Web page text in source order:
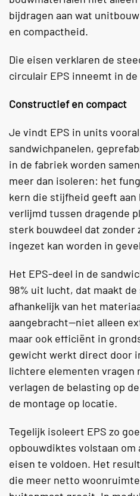
bijdragen aan wat
en compactheid.
Die eisen verklaren de
circulair EPS inneemt in
Constructief en compact
Je vindt EPS in units
sandwichpanelen,
in de fabriek worden
meer dan isoleren: het
kern die stijfheid geeft aan
verlijmd tussen dragende
sterk bouwdeel dat zonder
ingezet kan worden in
Het EPS-deel in de
98% uit lucht, dat maakt
afhankelijk van het
aangebracht—niet alleen
maar ook efficiënt in
gewicht werkt direct door
lichtere elementen vragen
verlagen de belasting op
de montage op locatie.
Tegelijk isoleert EPS zo
opbouwdiktes volstaan
eisen te voldoen. Het
die meer netto